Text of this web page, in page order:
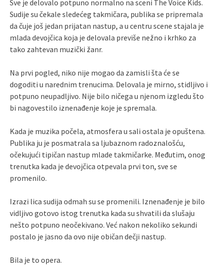
Sve je delovalo potpuno normalno na sceni The Voice Kids.
Sudije su čekale sledećeg takmičara, publika se pripremala
da čuje još jedan prijatan nastup, a u centru scene stajala je
mlada devojčica koja je delovala previše nežno i krhko za
tako zahtevan muzički žanr.
Na prvi pogled, niko nije mogao da zamisli šta će se
dogoditi u narednim trenucima. Delovala je mirno, stidljivo i
potpuno neupadljivo. Nije bilo ničega u njenom izgledu što
bi nagovestilo iznenađenje koje je spremala.
Kada je muzika počela, atmosfera u sali ostala je opuštena.
Publika ju je posmatrala sa ljubaznom radoznalošću,
očekujući tipičan nastup mlade takmičarke. Međutim, onog
trenutka kada je devojčica otpevala prvi ton, sve se
promenilo.
Izrazi lica sudija odmah su se promenili. Iznenađenje je bilo
vidljivo gotovo istog trenutka kada su shvatili da slušaju
nešto potpuno neočekivano. Već nakon nekoliko sekundi
postalo je jasno da ovo nije običan dečji nastup.
Bila je to opera.